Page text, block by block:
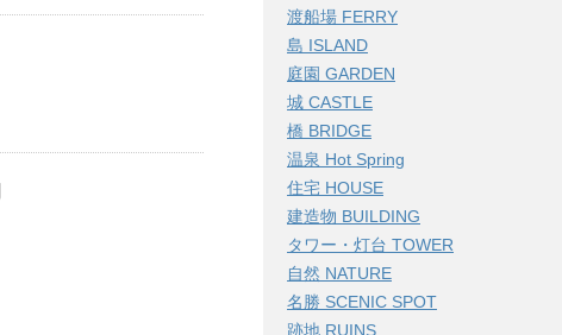
渡船場 FERRY
島 ISLAND
庭園 GARDEN
城 CASTLE
橋 BRIDGE
温泉 Hot Spring
住宅 HOUSE
建造物 BUILDING
タワー・灯台 TOWER
自然 NATURE
名勝 SCENIC SPOT
跡地 RUINS